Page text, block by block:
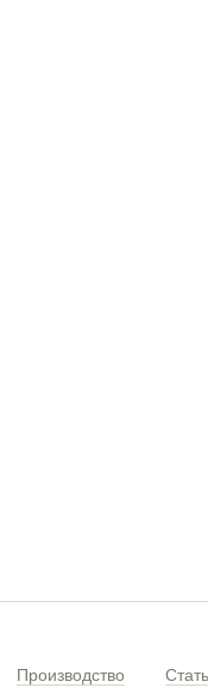
Производство